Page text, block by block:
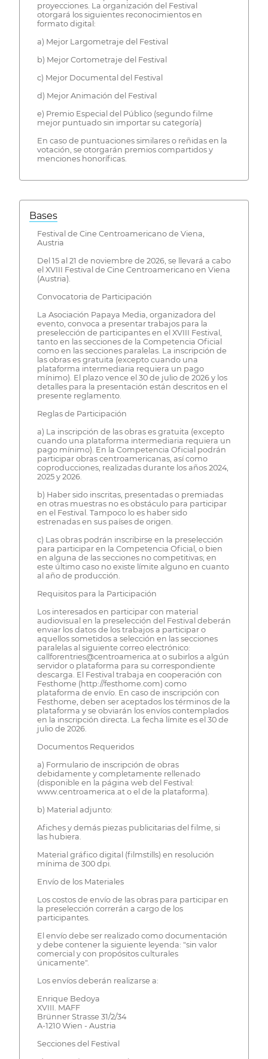
proyecciones. La organización del Festival
otorgará los siguientes reconocimientos en
formato digital:
a) Mejor Largometraje del Festival
b) Mejor Cortometraje del Festival
c) Mejor Documental del Festival
d) Mejor Animación del Festival
e) Premio Especial del Público (segundo filme
mejor puntuado sin importar su categoría)
En caso de puntuaciones similares o reñidas en la
votación, se otorgarán premios compartidos y
menciones honoríficas.
Bases
Festival de Cine Centroamericano de Viena,
Austria
Del 15 al 21 de noviembre de 2026, se llevará a cabo
el XVIII Festival de Cine Centroamericano en Viena
(Austria).
Convocatoria de Participación
La Asociación Papaya Media, organizadora del
evento, convoca a presentar trabajos para la
preselección de participantes en el XVIII Festival,
tanto en las secciones de la Competencia Oficial
como en las secciones paralelas. La inscripción de
las obras es gratuita (excepto cuando una
plataforma intermediaria requiera un pago
mínimo). El plazo vence el 30 de julio de 2026 y los
detalles para la presentación están descritos en el
presente reglamento.
Reglas de Participación
a) La inscripción de las obras es gratuita (excepto
cuando una plataforma intermediaria requiera un
pago mínimo). En la Competencia Oficial podrán
participar obras centroamericanas, así como
coproducciones, realizadas durante los años 2024,
2025 y 2026.
b) Haber sido inscritas, presentadas o premiadas
en otras muestras no es obstáculo para participar
en el Festival. Tampoco lo es haber sido
estrenadas en sus países de origen.
c) Las obras podrán inscribirse en la preselección
para participar en la Competencia Oficial, o bien
en alguna de las secciones no competitivas; en
este último caso no existe límite alguno en cuanto
al año de producción.
Requisitos para la Participación
Los interesados en participar con material
audiovisual en la preselección del Festival deberán
enviar los datos de los trabajos a participar o
aquellos sometidos a selección en las secciones
paralelas al siguiente correo electrónico:
callforentries@centroamerica.at o subirlos a algún
servidor o plataforma para su correspondiente
descarga. El Festival trabaja en cooperación con
Festhome (http://festhome.com) como
plataforma de envío. En caso de inscripción con
Festhome, deben ser aceptados los términos de la
plataforma y se obviarán los envíos contemplados
en la inscripción directa. La fecha límite es el 30 de
julio de 2026.
Documentos Requeridos
a) Formulario de inscripción de obras
debidamente y completamente rellenado
(disponible en la página web del Festival:
www.centroamerica.at o el de la plataforma).
b) Material adjunto:
Afiches y demás piezas publicitarias del filme, si
las hubiera.
Material gráfico digital (filmstills) en resolución
mínima de 300 dpi.
Envío de los Materiales
Los costos de envío de las obras para participar en
la preselección correrán a cargo de los
participantes.
El envío debe ser realizado como documentación
y debe contener la siguiente leyenda: "sin valor
comercial y con propósitos culturales
únicamente".
Los envíos deberán realizarse a:
Enrique Bedoya
XVIII. MAFF
Brünner Strasse 31/2/34
A-1210 Wien - Austria
Secciones del Festival